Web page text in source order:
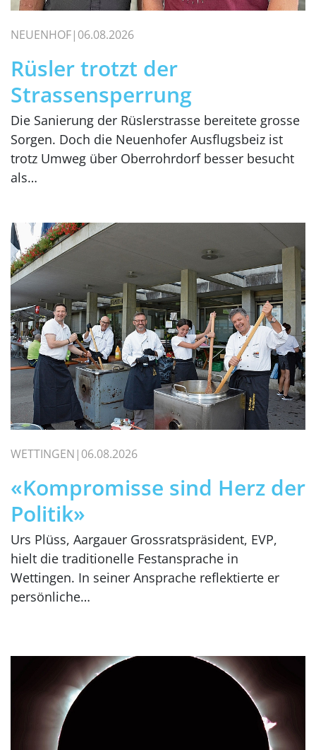
NEUENHOF 06.08.2026
Rüsler trotzt der
Strassensperrung
Die Sanierung der Rüslerstrasse bereitete grosse
Sorgen. Doch die Neuenhofer Ausflugsbeiz ist
trotz Umweg über Oberrohrdorf besser besucht
als…
WETTINGEN 06.08.2026
«Kompromisse sind Herz der
Politik»
Urs Plüss, Aargauer Grossratspräsident, EVP,
hielt die traditionelle Festansprache in
Wettingen. In seiner Ansprache reflektierte er
persönliche…